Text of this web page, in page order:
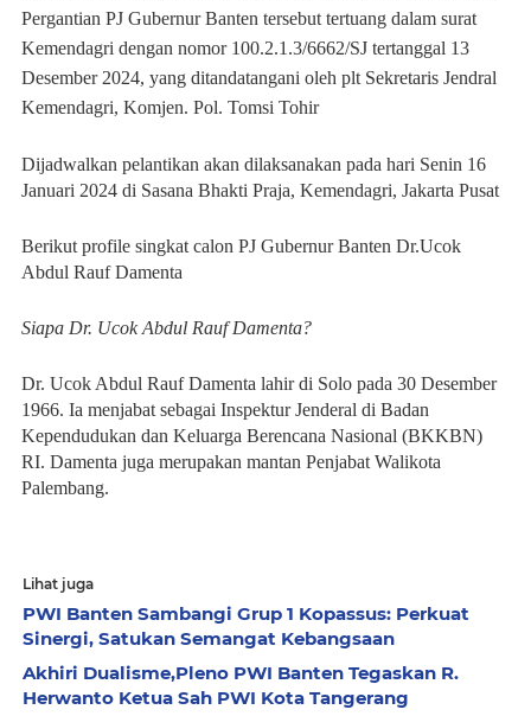
Pergantian PJ Gubernur Banten tersebut tertuang dalam surat
Kemendagri dengan nomor 100.2.1.3/6662/SJ tertanggal 13
Desember 2024, yang ditandatangani oleh plt Sekretaris Jendral
Kemendagri, Komjen. Pol. Tomsi Tohir
Dijadwalkan pelantikan akan dilaksanakan pada hari Senin 16
Januari 2024 di Sasana Bhakti Praja, Kemendagri, Jakarta Pusat
Berikut profile singkat calon PJ Gubernur Banten Dr.Ucok
Abdul Rauf Damenta
Siapa Dr. Ucok Abdul Rauf Damenta?
Dr. Ucok Abdul Rauf Damenta lahir di Solo pada 30 Desember
1966. Ia menjabat sebagai Inspektur Jenderal di Badan
Kependudukan dan Keluarga Berencana Nasional (BKKBN)
RI. Damenta juga merupakan mantan Penjabat Walikota
Palembang.
Lihat juga
PWI Banten Sambangi Grup 1 Kopassus: Perkuat
Sinergi, Satukan Semangat Kebangsaan
Akhiri Dualisme,Pleno PWI Banten Tegaskan R.
Herwanto Ketua Sah PWI Kota Tangerang